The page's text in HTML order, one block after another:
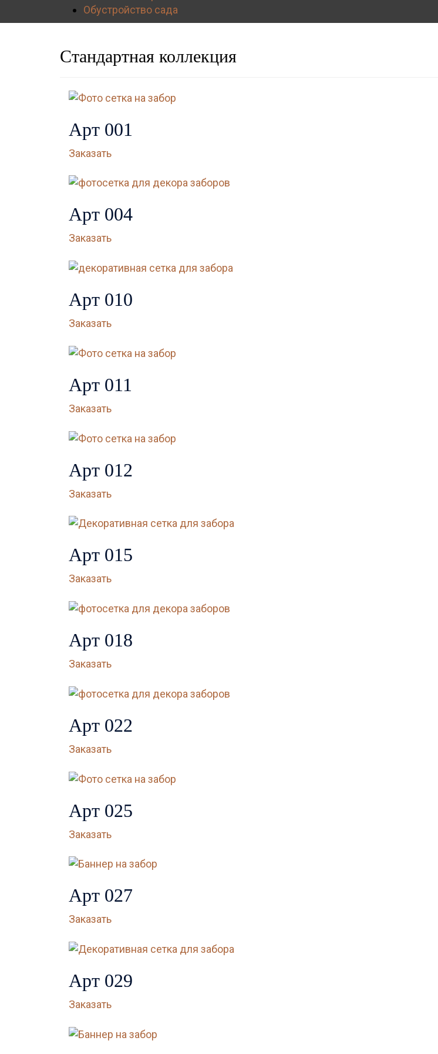
Обустройство сада
Стандартная коллекция
Арт 001
Заказать
Арт 004
Заказать
Арт 010
Заказать
Арт 011
Заказать
Арт 012
Заказать
Арт 015
Заказать
Арт 018
Заказать
Арт 022
Заказать
Арт 025
Заказать
Арт 027
Заказать
Арт 029
Заказать
Навигация
по
записям